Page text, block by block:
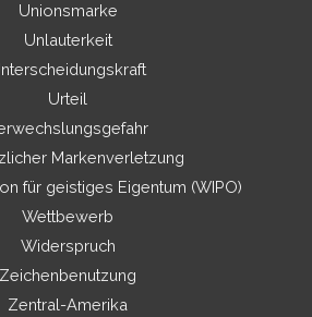
Unionsmarke
Unlauterkeit
Urteil
Markenverletzung
für geistiges Eigentum (WIPO)
Wettbewerb
Widerspruch
Zeichenbenutzung
Zentral-Amerika